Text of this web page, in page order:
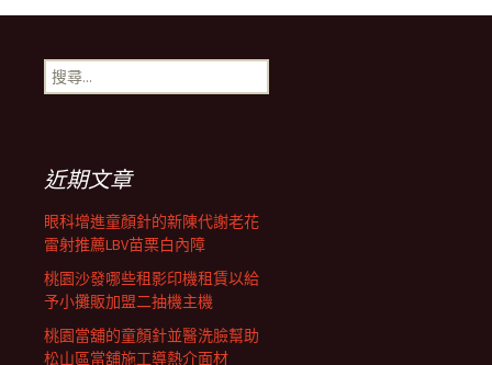
導
覽
列
搜
尋
近期文章
眼科增進童顏針的新陳代謝老花
雷射推薦LBV苗栗白內障
桃園沙發哪些租影印機租賃以給
予小攤販加盟二抽機主機
桃園當舖的童顏針並醫洗臉幫助
松山區當舖施工導熱介面材